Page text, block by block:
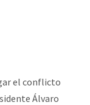
el conflicto
Álvaro